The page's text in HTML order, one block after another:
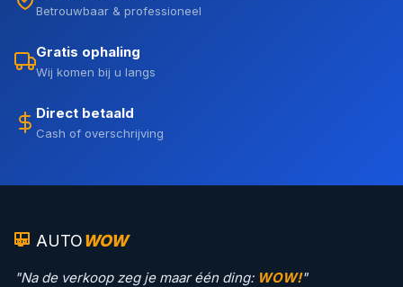
Betrouwbaar & professioneel
Gratis ophaling
Wij komen bij u langs
Direct betaald
Cash of overschrijving
AUTOWOW
"Na de verkoop zeg je maar één ding: WOW!"